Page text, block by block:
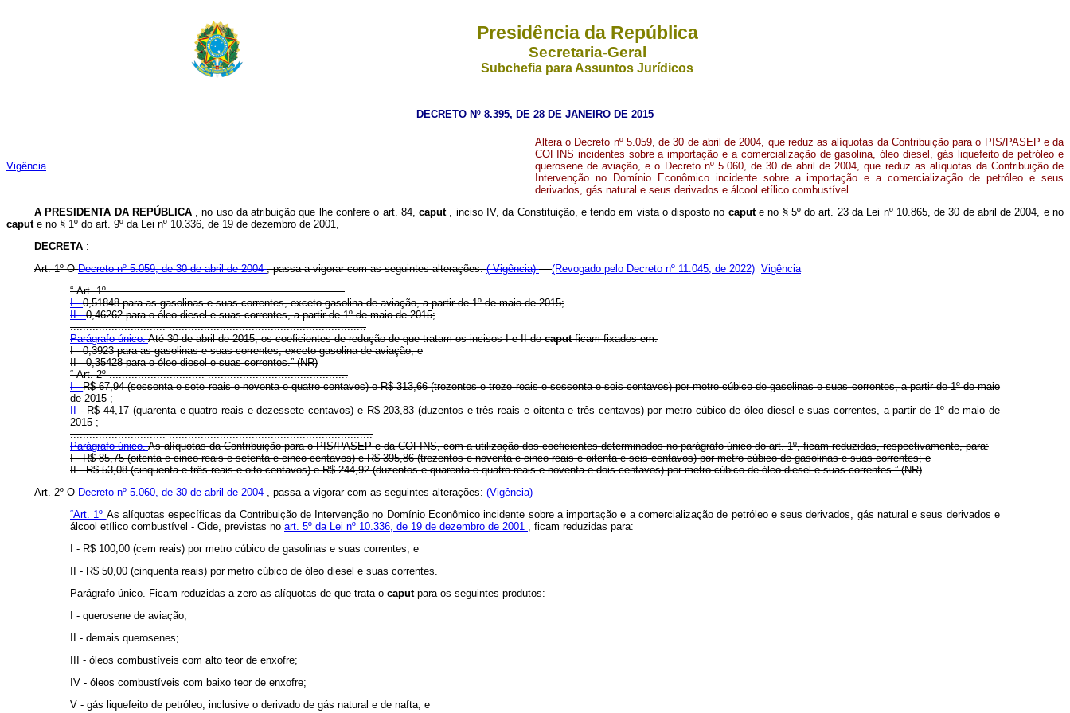
Presidência da República
Secretaria-Geral
Subchefia para Assuntos Jurídicos
DECRETO Nº 8.395, DE 28 DE JANEIRO DE 2015
Vigência
Altera o Decreto nº 5.059, de 30 de abril de 2004, que reduz as alíquotas da Contribuição para o PIS/PASEP e da
COFINS incidentes sobre a importação e a comercialização de gasolina, óleo diesel, gás liquefeito de petróleo e
querosene de aviação, e o Decreto nº 5.060, de 30 de abril de 2004, que reduz as alíquotas da Contribuição de
Intervenção no Domínio Econômico incidente sobre a importação e a comercialização de petróleo e seus
derivados, gás natural e seus derivados e álcool etílico combustível.
A PRESIDENTA DA REPÚBLICA , no uso da atribuição que lhe confere o art. 84,caput , inciso IV, da Constituição, e tendo em vista o disposto no capute no § 5º do art. 23 da Lei nº 10.865, de 30 de abril de 2004, e no
caput e no § 1º do art. 9º da Lei nº 10.336, de 19 de dezembro de 2001,
DECRETA :
Art. 1º ODecreto nº 5.059, de 30 de abril de 2004, passa a vigorar com as seguintes alterações:(Vigência) (Revogado pelo Decreto nº 11.045, de 2022) Vigência
“Art. 1º ..........................................................................
I -0,51848 para as gasolinas e suas correntes, exceto gasolina de aviação, a partir de 1º de maio de 2015;
II -0,46262 para o óleo diesel e suas correntes, a partir de 1º de maio de 2015;
............................................................................................
Parágrafo único.Até 30 de abril de 2015, os coeficientes de redução de que tratam os incisos I e II docaputficam fixados em:
I - 0,3923 para as gasolinas e suas correntes, exceto gasolina de aviação; e
II - 0,35428 para o óleo diesel e suas correntes.”(NR)
“Art. 2º..........................................................................
I -R$ 67,94 (sessenta e sete reais e noventa e quatro centavos) e R$ 313,66 (trezentos e treze reais e sessenta e seis centavos) por metro cúbico de gasolinas e suas correntes,a partir de 1º de maio
de 2015;
II -R$ 44,17 (quarenta e quatro reais e dezessete centavos) e R$ 203,83 (duzentos e três reais e oitenta e três centavos) por metro cúbico de óleo diesel e suas correntes,a partir de 1º de maio de
2015;
..............................................................................................
Parágrafo único.As alíquotas da Contribuição para o PIS/PASEP e da COFINS, com a utilização dos coeficientes determinados no parágrafo único do art. 1º, ficam reduzidas, respectivamente, para:
I - R$ 85,75 (oitenta e cinco reais e setenta e cinco centavos) e R$ 395,86 (trezentos e noventa e cinco reais e oitenta e seis centavos) por metro cúbico de gasolinas e suas correntes; e
II - R$ 53,08 (cinquenta e três reais e oito centavos) e R$ 244,92 (duzentos e quarenta e quatro reais e noventa e dois centavos) por metro cúbico de óleo diesel e suas correntes.” (NR)
Art. 2º O Decreto nº 5.060, de 30 de abril de 2004 , passa a vigorar com as seguintes alterações: (Vigência)
“Art. 1º As alíquotas específicas da Contribuição de Intervenção no Domínio Econômico incidente sobre a importação e a comercialização de petróleo e seus derivados, gás natural e seus derivados e
álcool etílico combustível - Cide, previstas no art. 5º da Lei nº 10.336, de 19 de dezembro de 2001 , ficam reduzidas para:
I - R$ 100,00 (cem reais) por metro cúbico de gasolinas e suas correntes; e
II - R$ 50,00 (cinquenta reais) por metro cúbico de óleo diesel e suas correntes.
Parágrafo único. Ficam reduzidas a zero as alíquotas de que trata o caput para os seguintes produtos:
I - querosene de aviação;
II - demais querosenes;
III - óleos combustíveis com alto teor de enxofre;
IV - óleos combustíveis com baixo teor de enxofre;
V - gás liquefeito de petróleo, inclusive o derivado de gás natural e de nafta; e